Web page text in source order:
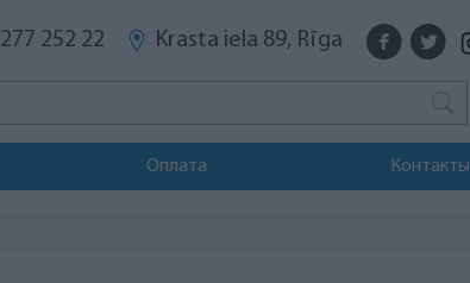
277 252 22 Krasta iela 89, Rīga
Оплата Контакты